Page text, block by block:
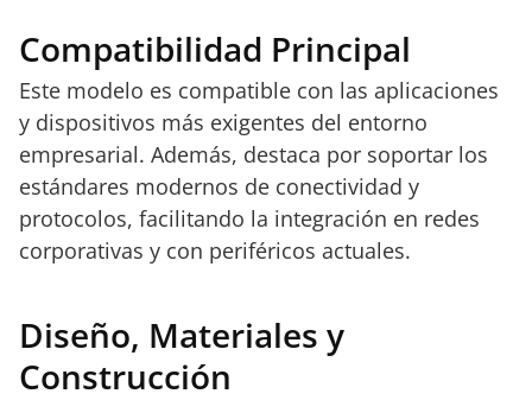
Compatibilidad Principal
Este modelo es compatible con las aplicaciones
y dispositivos más exigentes del entorno
empresarial. Además, destaca por soportar los
estándares modernos de conectividad y
protocolos, facilitando la integración en redes
corporativas y con periféricos actuales.
Diseño, Materiales y
Construcción